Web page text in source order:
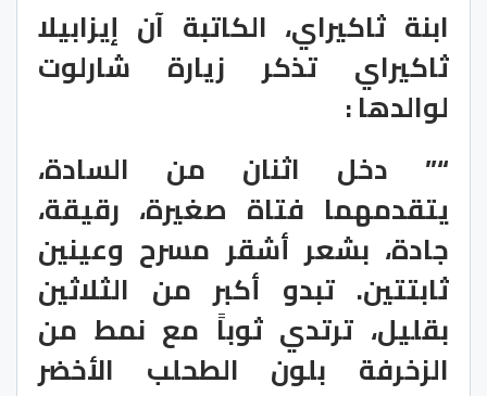
ابنة ثاكيراي، الكاتبة آن إيزابيلا
ثاكيراي تذكر زيارة شارلوت
لوالدها :
“” دخل اثنان من السادة،
يتقدمهما فتاة صغيرة، رقيقة،
جادة، بشعر أشقر مسرح وعينين
ثابتتين. تبدو أكبر من الثلاثين
بقليل، ترتدي ثوباً مع نمط من
الزخرفة بلون الطحلب الأخضر